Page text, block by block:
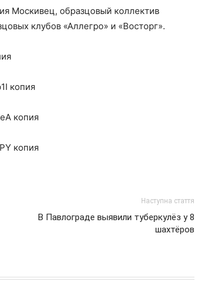
Москивец, образцовый коллектив
клубов «Аллегро» и «Восторг».
Наступна стаття
В Павлограде выявили туберкулёз у 8
шахтёров